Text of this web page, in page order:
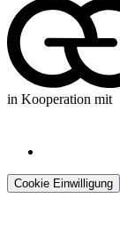
in Kooperation mit
Cookie Einwilligung